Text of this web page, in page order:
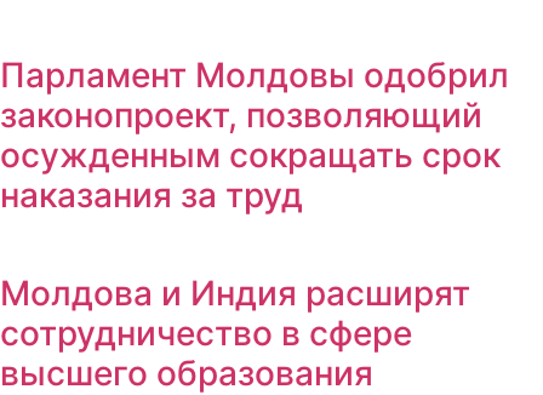
Парламент Молдовы одобрил
законопроект, позволяющий
осужденным сокращать срок
наказания за труд
Молдова и Индия расширят
сотрудничество в сфере
высшего образования